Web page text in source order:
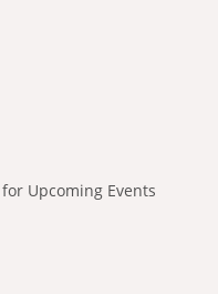
Upcoming Events